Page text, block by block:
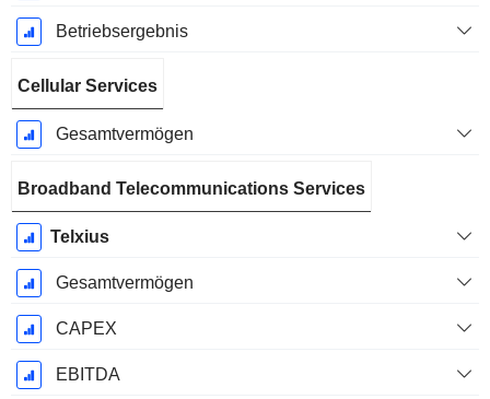
Betriebsergebnis
Cellular Services
Gesamtvermögen
Broadband Telecommunications Services
Telxius
Gesamtvermögen
CAPEX
EBITDA